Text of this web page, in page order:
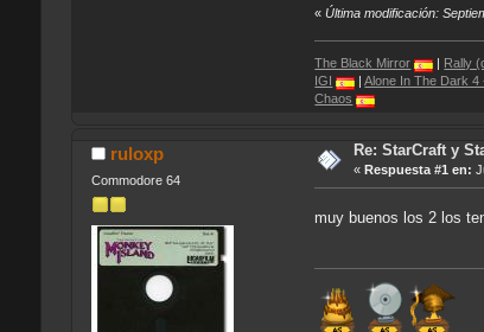
«Última modificación:
The Black Mirror | Rally
IGI
|Alone In The Dark
Chaos
ruloxp
Commodore 64
Re: StarCraft y
« Respuesta #1 en:
muy buenos los 2 los